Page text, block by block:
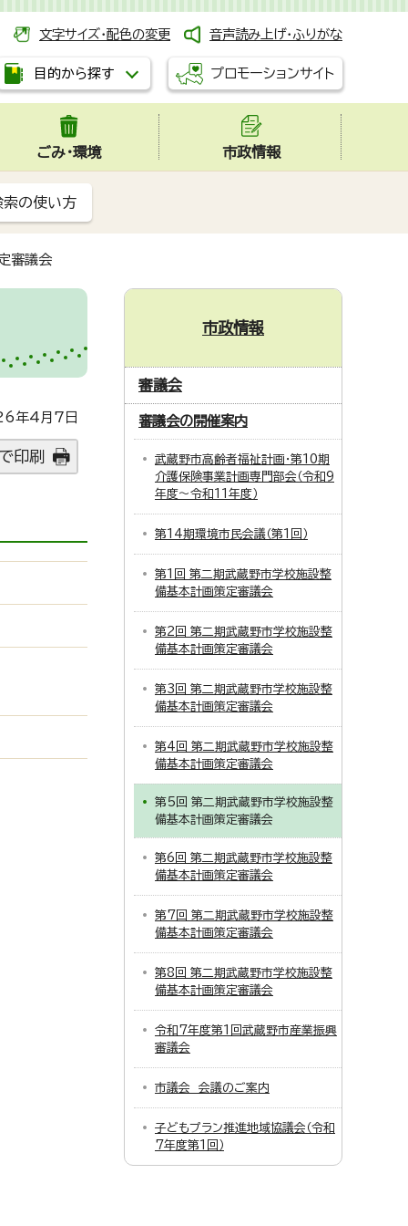
文字サイズ・配色の変更 音声読み上げ・ふりがな
目的から探す プロモーションサイト
ごみ・環境 市政情報
索の使い方
審議会
年4月7日
印刷
市政情報
審議会
審議会の開催案内
武蔵野市高齢者福祉計画・第10期
介護保険事業計画専門部会（令和9
年度～令和11年度）
第14期環境市民会議（第1回）
第1回 第二期武蔵野市学校施設整
備基本計画策定審議会
第2回 第二期武蔵野市学校施設整
備基本計画策定審議会
第3回 第二期武蔵野市学校施設整
備基本計画策定審議会
第4回 第二期武蔵野市学校施設整
備基本計画策定審議会
第5回 第二期武蔵野市学校施設整
備基本計画策定審議会
第6回 第二期武蔵野市学校施設整
備基本計画策定審議会
第7回 第二期武蔵野市学校施設整
備基本計画策定審議会
第8回 第二期武蔵野市学校施設整
備基本計画策定審議会
令和7年度第1回武蔵野市産業振興
審議会
市議会 会議のご案内
子どもプラン推進地域協議会（令和
7年度第1回）